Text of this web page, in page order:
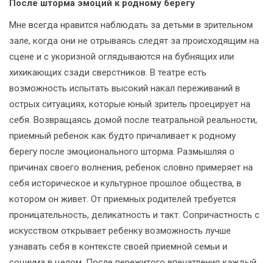
После шторма эмоций к родному берегу
Мне всегда нравится наблюдать за детьми в зрительном
зале, когда они не отрываясь следят за происходящим на
сцене и с укоризной оглядываются на бубнящих или
хихикающих сзади сверстников. В театре есть
возможность испытать высокий накал переживаний в
острых ситуациях, которые юный зритель проецирует на
себя. Возвращаясь домой после театральной реальности,
приемный ребенок как будто причаливает к родному
берегу после эмоционального шторма. Размышляя о
причинах своего волнения, ребенок словно примеряет на
себя историческое и культурное прошлое общества, в
котором он живет. От приемных родителей требуется
проницательность, деликатность и такт. Сопричастность с
искусством открывает ребенку возможность лучше
узнавать себя в контексте своей приемной семьи и